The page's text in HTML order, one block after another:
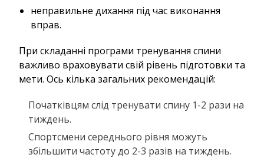
неправильне дихання під час виконання
вправ.
При складанні програми тренування спини
важливо враховувати свій рівень підготовки та
мети. Ось кілька загальних рекомендацій:
Початківцям слід тренувати спину 1-2 рази на
тиждень.
Спортсмени середнього рівня можуть
збільшити частоту до 2-3 разів на тиждень.